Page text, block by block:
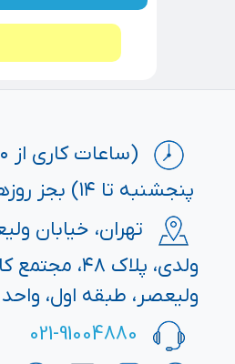
پنجشنبه تا ۱۴) بجز روزهای تعطیل
تهران، خیابان
ولدی، پلاک ۴۸،
ولیعصر، طبقه اول، واحد ۴
021-91004880